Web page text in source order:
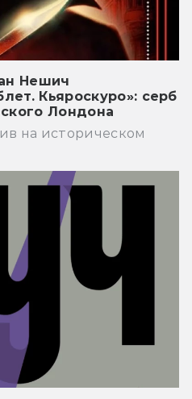
Нешич
Кьяроскуро»: серб
Лондона
на историческом